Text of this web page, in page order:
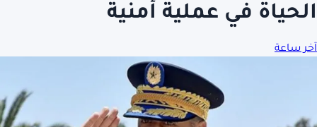
الحياة في عملية أمنية
آخر ساعة